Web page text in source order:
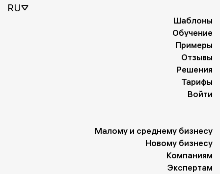
RU
Шаблоны
Обучение
Примеры
Отзывы
Решения
Тарифы
Войти
Малому и среднему бизнесу
Новому бизнесу
Компаниям
Экспертам